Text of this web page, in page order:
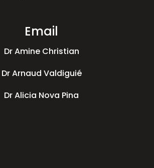
Email
Dr Amine Christian
Dr Arnaud Valdiguié
Dr Alicia Nova Pina